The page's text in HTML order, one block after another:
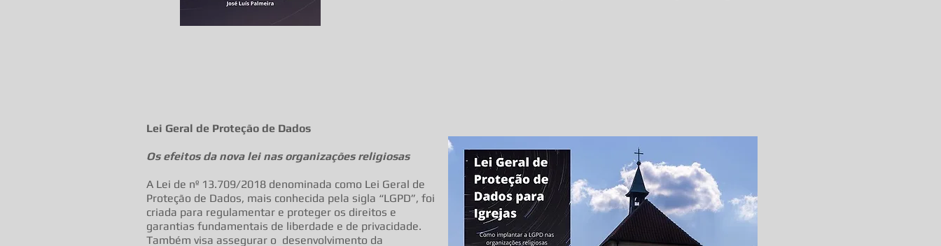
Lei Geral de Proteção de Dados
Os efeitos da nova lei nas organizações religiosas
A Lei de nº 13.709/2018 denominada como Lei Geral de
Proteção de Dados, mais conhecida pela sigla “LGPD”, foi
criada para regulamentar e proteger os direitos e
garantias fundamentais de liberdade e de privacidade.
Também visa assegurar o desenvolvimento da